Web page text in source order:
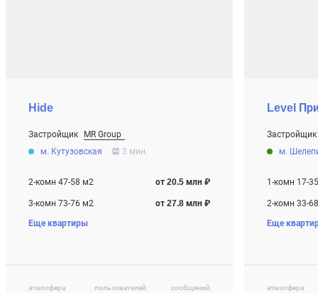
Hide
Застройщик
MR Group
От 20.5 млн ₽
Строится
м. Кутузовская 3 мин.
2-комн 47-58 м2 от 20.5 млн ₽
3-комн 73-76 м2 от 27.8 млн ₽
4-комн+ 97 м2
Еще квартиры
атмосфера пользователей сообщений
Level
Застройщик
От 9.7 млн ₽
Строится
м.
1-комн 17-
2-комн 33-
3-комн 58-
Своб. план.
Еще
атмосфера